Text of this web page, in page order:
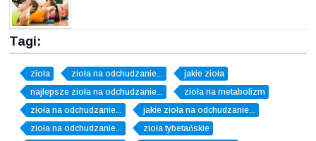
Tagi:
zioła zioła na odchudzanie...
jakie zioła
najlepsze zioła na odchudzanie...
zioła na metabolizm
zioła na odchudzanie...
jakie zioła na odchudzanie...
zioła na odchudzanie...
zioła tybetańskie